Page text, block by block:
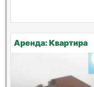
Аренда: Квартира